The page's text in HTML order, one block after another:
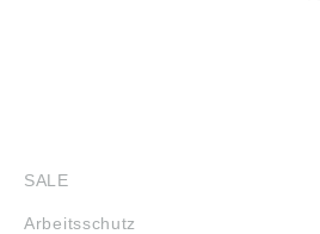
SALE
Arbeitsschutz